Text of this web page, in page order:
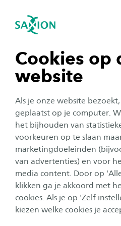
Cookies op
website
Als je onze website
geplaatst op je computer.
het bijhouden van
voorkeuren op te slaan
marketingdoeleinden
van advertenties) en voor
media content. Door op
klikken ga je akkoord met
cookies. Als je op 'Zelf
kiezen welke cookies je
Navigatie openen
tonen
tonen
tonen
tonen
sluiten
Opleiding tot
Subnavigatie tonen
Kosten
Voor een opleiding bij
collegegeld of
Het standaard wettelijke
2026 voor de opleiding
deeltijd (hbo v deeltijd),
Studiejaar 2025-2026
Wettelijk collegegeld
Extra kosten